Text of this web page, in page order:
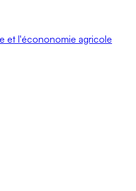
et l'écononomie agricole